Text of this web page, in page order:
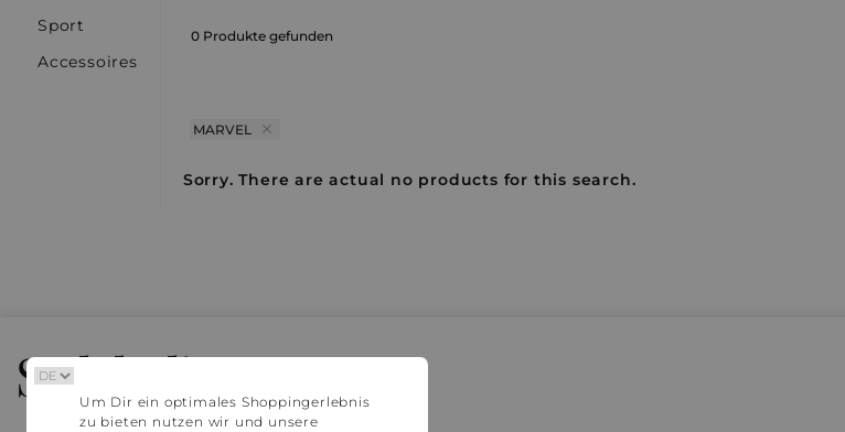
Sport
Accessoires
0 Produkte gefunden
MARVEL
Sorry. There are actual no products for this search.
Stylaholic
Um Dir ein optimales Shoppingerlebnis
zu bieten nutzen wir und unsere